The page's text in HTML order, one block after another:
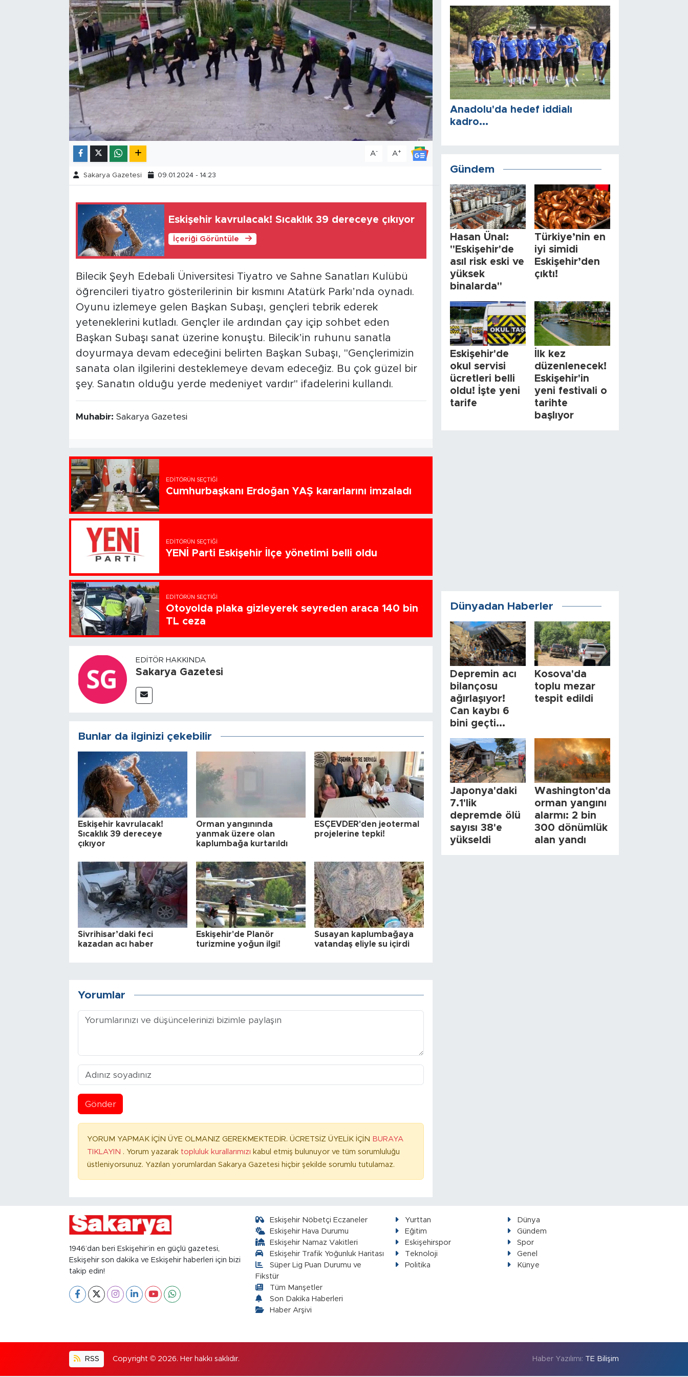
A- A+
Sakarya Gazetesi 09.01.2024 - 14:23
Eskişehir kavrulacak! Sıcaklık 39 dereceye çıkıyor
İçeriği Görüntüle
Bilecik Şeyh Edebali Üniversitesi Tiyatro ve Sahne Sanatları Kulübü
öğrencileri tiyatro gösterilerinin bir kısmını Atatürk Parkı’nda oynadı.
Oyunu izlemeye gelen Başkan Subaşı, gençleri tebrik ederek
yeteneklerini kutladı. Gençler ile ardından çay içip sohbet eden
Başkan Subaşı sanat üzerine konuştu. Bilecik’in ruhunu sanatla
doyurmaya devam edeceğini belirten Başkan Subaşı, "Gençlerimizin
sanata olan ilgilerini desteklemeye devam edeceğiz. Bu çok güzel bir
şey. Sanatın olduğu yerde medeniyet vardır" ifadelerini kullandı.
Muhabir: Sakarya Gazetesi
EDITÖRÜN SEÇTIĞI
Cumhurbaşkanı Erdoğan YAŞ kararlarını imzaladı
EDITÖRÜN SEÇTIĞI
YENİ Parti Eskişehir İlçe yönetimi belli oldu
EDITÖRÜN SEÇTIĞI
Otoyolda plaka gizleyerek seyreden araca 140 bin
TL ceza
EDITÖR HAKKINDA
Sakarya Gazetesi
Bunlar da ilginizi çekebilir
Eskişehir kavrulacak!
Sıcaklık 39 dereceye
çıkıyor
Orman yangınında
yanmak üzere olan
kaplumbağa kurtarıldı
ESÇEVDER'den jeotermal
projelerine tepki!
Sivrihisar’daki feci
kazadan acı haber
Eskişehir'de Planör
turizmine yoğun ilgi!
Susayan kaplumbağaya
vatandaş eliyle su içirdi
Yorumlar
Gönder
YORUM YAPMAK İÇİN ÜYE OLMANIZ GEREKMEKTEDİR. ÜCRETSİZ ÜYELİK İÇİN BURAYA
TIKLAYIN . Yorum yazarak topluluk kurallarımızı kabul etmiş bulunuyor ve tüm sorumluluğu
üstleniyorsunuz. Yazılan yorumlardan Sakarya Gazetesi hiçbir şekilde sorumlu tutulamaz.
Anadolu'da hedef iddialı
kadro...
Gündem
Hasan Ünal:
"Eskişehir'de
asıl risk eski ve
yüksek
binalarda"
Türkiye’nin en
iyi simidi
Eskişehir’den
çıktı!
Eskişehir'de
okul servisi
ücretleri belli
oldu! İşte yeni
tarife
İlk kez
düzenlenecek!
Eskişehir'in
yeni festivali o
tarihte
başlıyor
Dünyadan Haberler
Depremin acı
bilançosu
ağırlaşıyor!
Can kaybı 6
bini geçti...
Kosova'da
toplu mezar
tespit edildi
Japonya'daki
7.1'lik
depremde ölü
sayısı 38'e
yükseldi
Washington'da
orman yangını
alarmı: 2 bin
300 dönümlük
alan yandı
1946’dan beri Eskişehir’in en güçlü gazetesi,
Eskişehir son dakika ve Eskişehir haberleri için bizi
takip edin!
Eskişehir Nöbetçi Eczaneler
Eskişehir Hava Durumu
Eskişehir Namaz Vakitleri
Eskişehir Trafik Yoğunluk Haritası
Süper Lig Puan Durumu ve
Fikstür
Tüm Manşetler
Son Dakika Haberleri
Haber Arşivi
Yurttan
Dünya
Eğitim
Gündem
Eskişehirspor
Spor
Teknoloji
Genel
Politika
Künye
RSS Copyright © 2026. Her hakkı saklıdır. Haber Yazılımı: TE Bilişim
Resmi İlanlar
Foto Şaka